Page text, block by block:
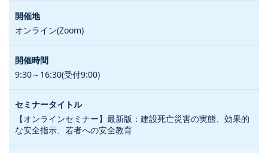
オンライン(Zoom)
9:30～16:30(受付9:00)
【オンラインセミナー】最新版：建設死亡災害の実態、効果的
な安全指示、若者への安全教育